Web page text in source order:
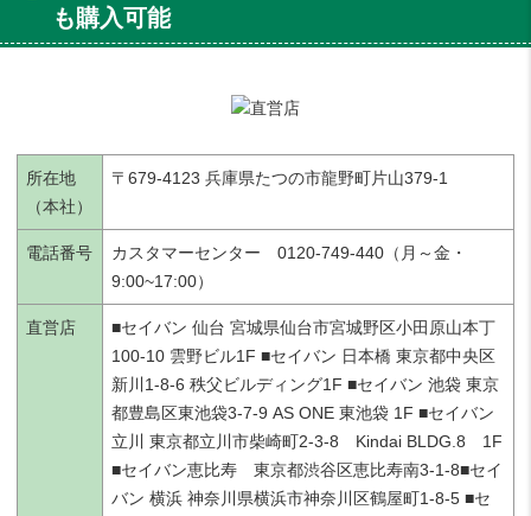
も購入可能
所在地
（本社）
〒679-4123 兵庫県たつの市龍野町片山379-1
電話番号
カスタマーセンター 0120-749-440（月～金・
9:00~17:00）
直営店
■セイバン 仙台 宮城県仙台市宮城野区小田原山本丁
100-10 雲野ビル1F ■セイバン 日本橋 東京都中央区
新川1-8-6 秩父ビルディング1F ■セイバン 池袋 東京
都豊島区東池袋3-7-9 AS ONE 東池袋 1F ■セイバン
立川 東京都立川市柴崎町2-3-8 Kindai BLDG.8 1F
■セイバン恵比寿 東京都渋谷区恵比寿南3-1-8■セイ
バン 横浜 神奈川県横浜市神奈川区鶴屋町1-8-5 ■セ